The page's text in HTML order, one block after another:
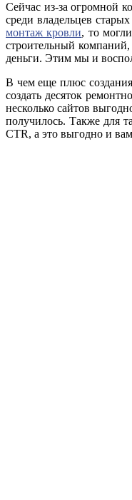
Сейчас из-за огромной
среди владельцев
монтаж кровли, то
строительный
деньги. Этим мы и
В чем еще плюс
создать десяток
несколько сайтов
получилось. Также для
CTR, а это выгодно и